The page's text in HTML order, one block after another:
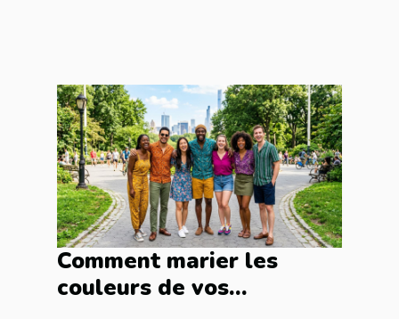
Comment marier les
couleurs de vos